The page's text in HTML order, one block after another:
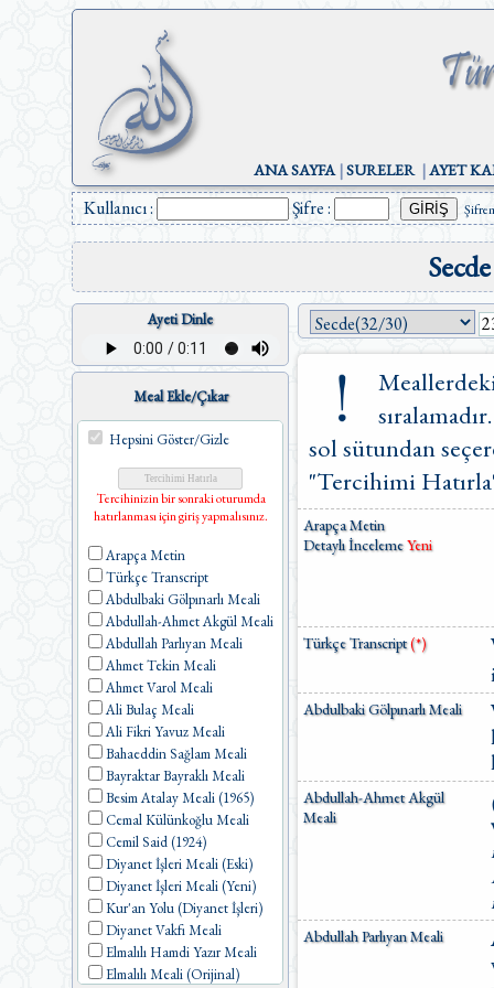
ANA SAYFA|SURELER|AYET
Kullanıcı : Şifre :
Ayeti Dinle
Meal Ekle/Çıkar
Hepsini Göster/Gizle
Tercihinizin bir sonraki oturumda
hatırlanması için giriş yapmalısınız.
Arapça Metin
Türkçe Transcript
Abdulbaki Gölpınarlı Meali
Abdullah-Ahmet Akgül Meali
Abdullah Parlıyan Meali
Ahmet Tekin Meali
Ahmet Varol Meali
Ali Bulaç Meali
Ali Fikri Yavuz Meali
Bahaeddin Sağlam Meali
Bayraktar Bayraklı Meali
Besim Atalay Meali (1965)
Cemal Külünkoğlu Meali
Cemil Said (1924)
Diyanet İşleri Meali (Eski)
Diyanet İşleri Meali (Yeni)
Kur'an Yolu (Diyanet İşleri)
Diyanet Vakfı Meali
Elmalılı Hamdi Yazır Meali
Elmalılı Meali (Orijinal)
sol sütundan
"Tercihimi
Arapça Metin
Detaylı İncelemeYeni
Türkçe Transcript(*)
Abdulbaki Gölpınarlı Meali
Abdullah-Ahmet Akgül
Meali
Abdullah Parlıyan Meali